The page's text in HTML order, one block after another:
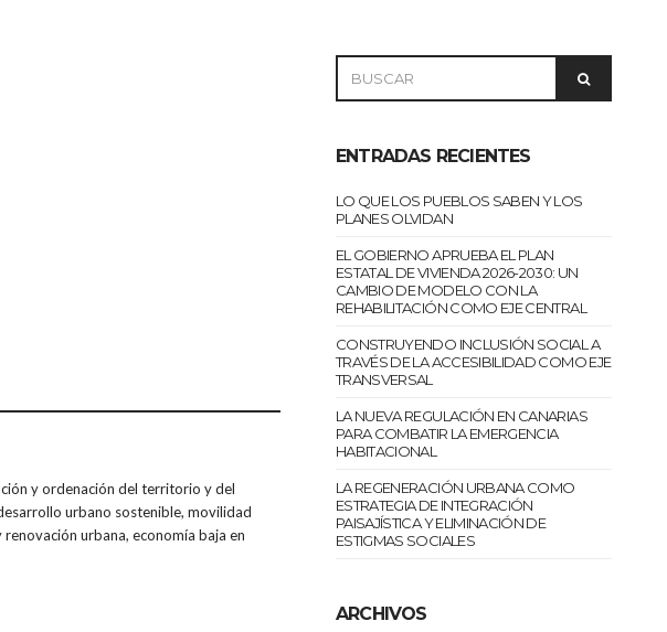
y ordenación del territorio y del
urbano sostenible, movilidad
urbana, economía baja en
FOR:
ENTRADAS RECIENTES
LO QUE LOS PUEBLOS SABEN Y LOS
PLANES OLVIDAN
EL GOBIERNO APRUEBA EL PLAN
ESTATAL DE VIVIENDA 2026-2030: UN
CAMBIO DE MODELO CON LA
REHABILITACIÓN COMO EJE CENTRAL
CONSTRUYENDO INCLUSIÓN SOCIAL A
TRAVÉS DE LA ACCESIBILIDAD COMO EJE
TRANSVERSAL
LA NUEVA REGULACIÓN EN CANARIAS
PARA COMBATIR LA EMERGENCIA
HABITACIONAL
LA REGENERACIÓN URBANA COMO
ESTRATEGIA DE INTEGRACIÓN
PAISAJÍSTICA Y ELIMINACIÓN DE
ESTIGMAS SOCIALES
ARCHIVOS